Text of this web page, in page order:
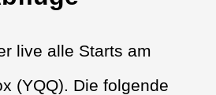
live alle Starts am
(YQQ). Die folgende